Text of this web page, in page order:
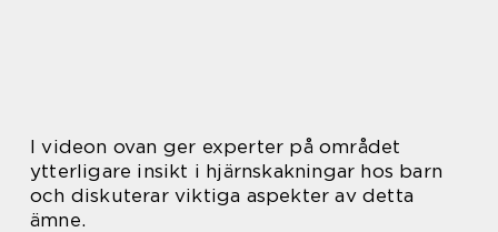
I videon ovan ger experter på området
ytterligare insikt i hjärnskakningar hos barn
och diskuterar viktiga aspekter av detta
ämne.